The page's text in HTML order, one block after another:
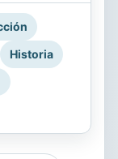
Historia